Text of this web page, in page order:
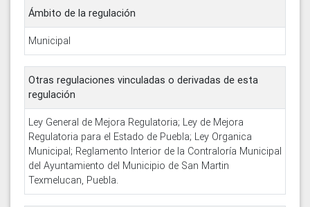
Ámbito de la regulación
Municipal
Otras regulaciones vinculadas o derivadas de esta
regulación
Ley General de Mejora Regulatoria; Ley de Mejora
Regulatoria para el Estado de Puebla; Ley Organica
Municipal; Reglamento Interior de la Contraloría Municipal
del Ayuntamiento del Municipio de San Martin
Texmelucan, Puebla.